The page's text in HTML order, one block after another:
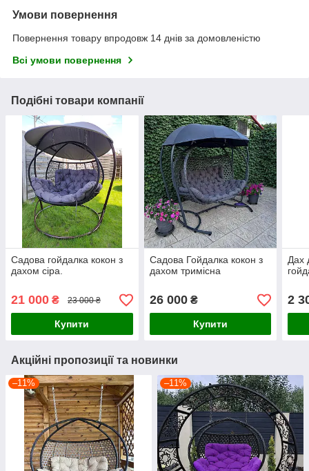
Умови повернення
Повернення товару впродовж 14 днів за домовленістю
Всі умови повернення
Подібні товари компанії
Садова гойдалка кокон з
дахом сіра.
21 000 ₴ 23 000 ₴
Купити
Садова Гойдалка кокон з
дахом тримісна
26 000₴
Купити
Дах
2
Акційні пропозиції та новинки
–11% –11%